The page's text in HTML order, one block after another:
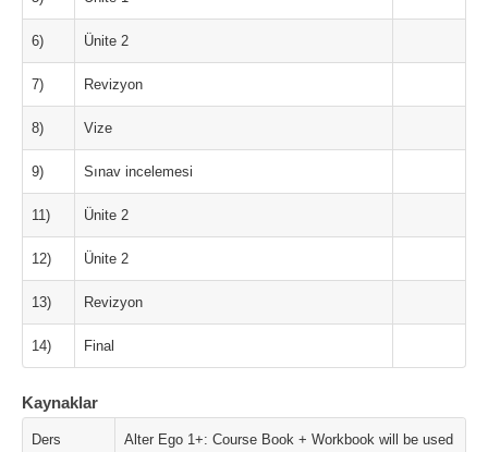
6) Ünite 2
7) Revizyon
8) Vize
9) Sınav incelemesi
11) Ünite 2
12) Ünite 2
13) Revizyon
14) Final
Kaynaklar
Ders
Alter Ego 1+: Course Book + Workbook will be used